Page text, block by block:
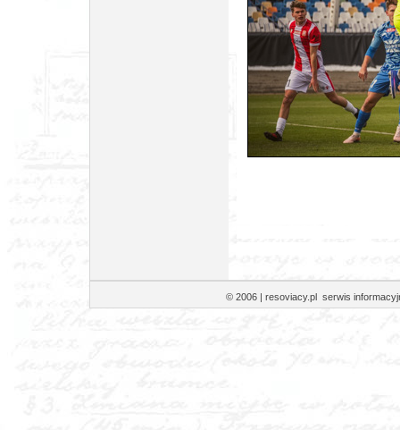
© 2006 | resoviacy.pl serwis